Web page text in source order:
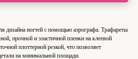
дизайна ногтей с помощью аэрографа. Трафареты
прочной и эластичной пленки на клеевой
плоттерной резкой, что позволяет
на минимальной площади.